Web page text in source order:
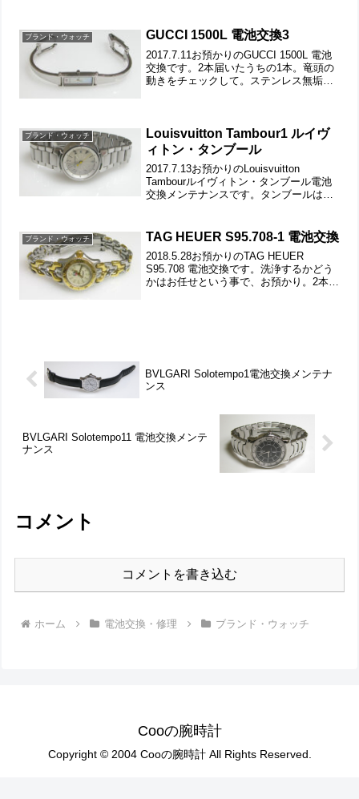
ックします。バックルの汚れが目...
ブランド・ウォッチ GUCCI 1500L 電池交換3
2017.7.11お預かりのGUCCI 1500L 電池
交換です。2本届いたうちの1本。竜頭の
動きをチェックして。ステンレス無垢バ
ブランド・ウォッチ
Louisvuitton Tambour1 ルイヴ
ィトン・タンブール
2017.7.13お預かりのLouisvuitton
Tambourルイヴィトン・タンブール電池
交換メンテナンスです。タンブールは久
1本。竜頭の動きをチェックして。ス...
ブランド・ウォッチ TAG HEUER S95.708-1 電池交換
2018.5.28お預かりのTAG HEUER
S95.708 電池交換です。洗浄するかどう
かはお任せという事で、お預かり。2本届
BVLGARI Solotempo1電池交換メンテナ
ンス
BVLGARI Solotempo11 電池交換メンテ
ナンス
コメント
コメントを書き込む
ホーム 電池交換・修理 ブランド・ウォッチ
Cooの腕時計
Copyright © 2004 Cooの腕時計 All Rights Reserved.